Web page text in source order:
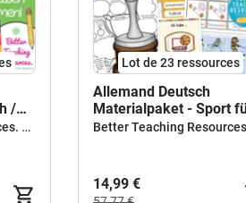
/
Better Teaching Resources. Longer coffee breaks.
Lot de 23 ressources
Allemand Deutsch
Materialpaket - Sport
Deutsch als
14,99 €